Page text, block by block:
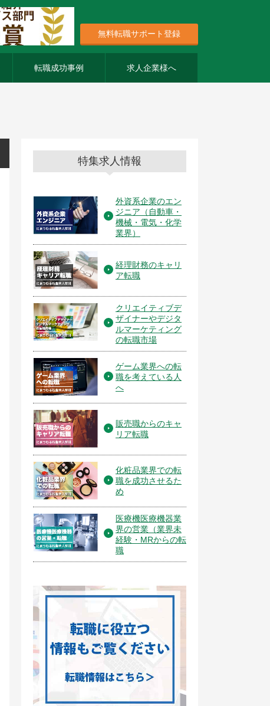
無料転職サポート登録
転職成功事例 求人企業様へ
特集求人情報
外資系企業のエン
ジニア（自動車・
機械・電気・化学
業界）
経理財務のキャリ
ア転職
クリエイティブデ
ザイナーやデジタ
ルマーケティング
の転職市場
ゲーム業界への転
職を考えている人
へ
販売職からのキャ
リア転職
化粧品業界での転
職を成功させるた
め
医療機医療機器業
界の営業（業界未
経験・MRからの転
職